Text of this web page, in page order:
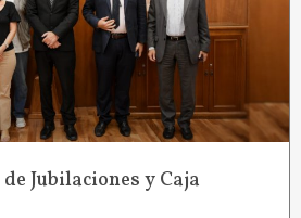
Jubilaciones y Caja